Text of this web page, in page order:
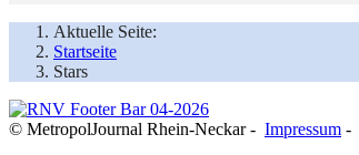
Aktuelle Seite:
Startseite
Stars
© MetropolJournal Rhein-Neckar - Impressum -